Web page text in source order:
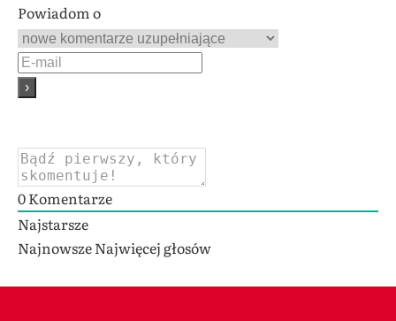
Powiadom o
0Komentarze
Najstarsze
NajnowszeNajwięcej głosów